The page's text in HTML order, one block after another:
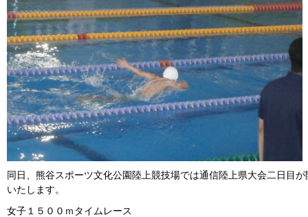
同日、熊谷スポーツ文化公園陸上競技場では通信陸上県大会二日目
いたします。
女子１５００ｍタイムレース